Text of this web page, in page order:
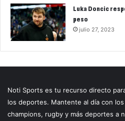
Luka Doncic
peso
julio 27, 2023
Noti Sports es tu recurso directo
los deportes. Mantente al día con
champions, rugby y más deportes a